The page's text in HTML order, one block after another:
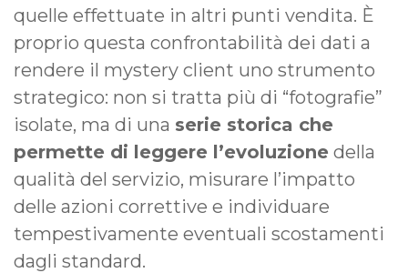
quelle effettuate in altri punti vendita. È
proprio questa confrontabilità dei dati a
rendere il mystery client uno strumento
strategico: non si tratta più di “fotografie”
isolate, ma di una serie storica che
permette di leggere l’evoluzione della
qualità del servizio, misurare l’impatto
delle azioni correttive e individuare
tempestivamente eventuali scostamenti
dagli standard.